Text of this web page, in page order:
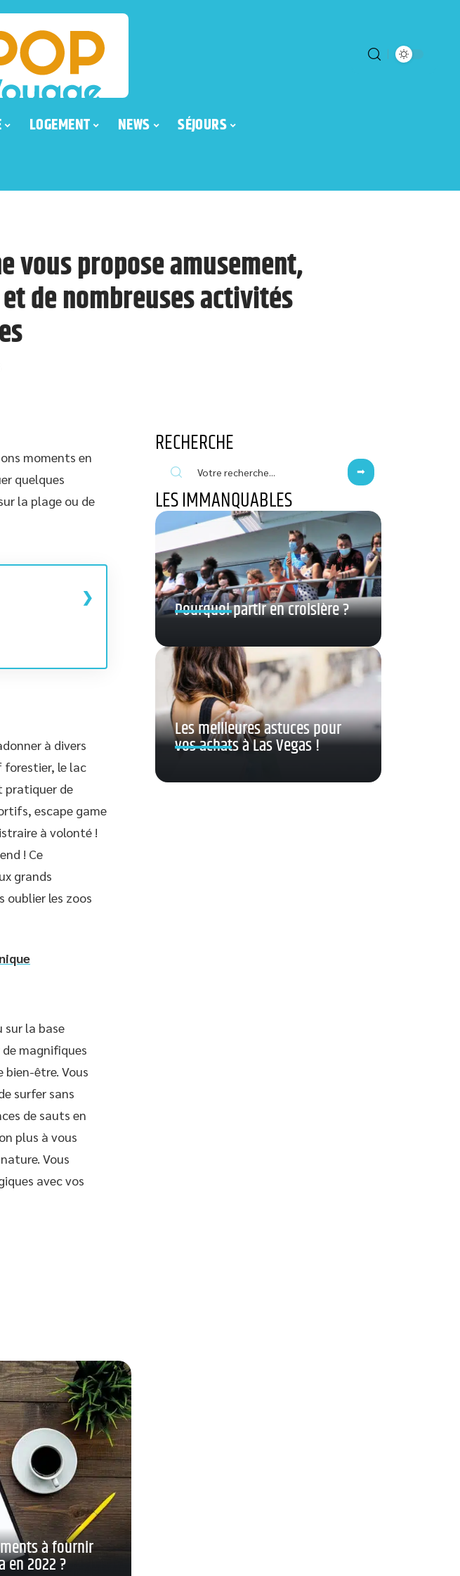
LOGEMENT NEWS SÉJOURS
vous propose amusement,
de nombreuses activités
moments en
quelques
la plage ou de
à divers
forestier, le lac
pratiquer de
escape game
à volonté !
! Ce
grands
oublier les zoos
sur la base
magnifiques
bien-être. Vous
surfer sans
de sauts en
plus à vous
Vous
avec vos
à fournir
en 2022 ?
RECHERCHE
LES IMMANQUABLES
Pourquoi partir en croisière ?
Les meilleures astuces pour
vos achats à Las Vegas !